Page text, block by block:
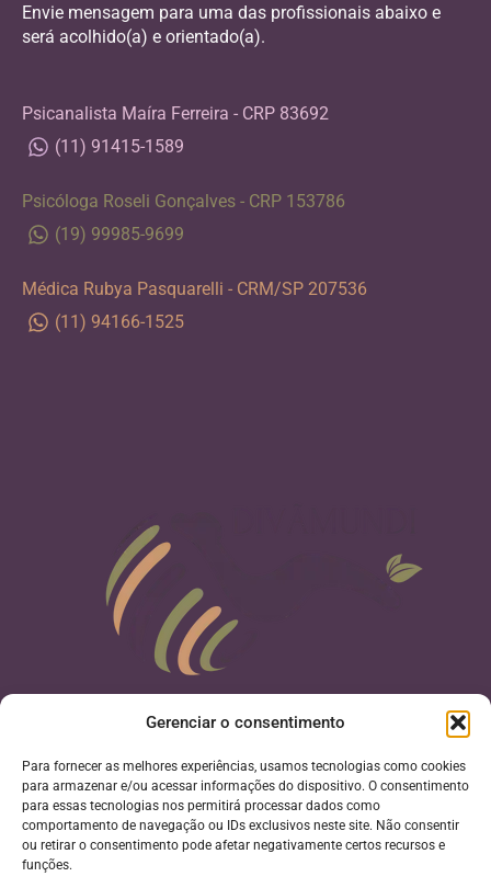
Gerenciar o consentimento
Para fornecer as melhores experiências, usamos tecnologias como cookies
para armazenar e/ou acessar informações do dispositivo. O consentimento
para essas tecnologias nos permitirá processar dados como
comportamento de navegação ou IDs exclusivos neste site. Não consentir
ou retirar o consentimento pode afetar negativamente certos recursos e
funções.
Rua Augusta 235, Bairro Consolação, São Paulo, CEP 01305-
000
E-mail: clinicapsicanalitica.maira@gmail.com
Envie mensagem para uma das profissionais abaixo e
será acolhido(a) e orientado(a).
Psicanalista Maíra Ferreira - CRP 83692
(11) 91415-1589
Psicóloga Roseli Gonçalves - CRP 153786
(19) 99985-9699
Médica Rubya Pasquarelli - CRM/SP 207536
(11) 94166-1525